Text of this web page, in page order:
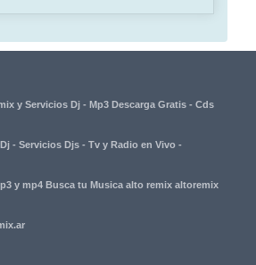
y Servicios Dj - Mp3 Descarga Gratis - Cds
- Servicios Djs - Tv y Radio en Vivo -
y mp4 Busca tu Musica alto remix altoremix